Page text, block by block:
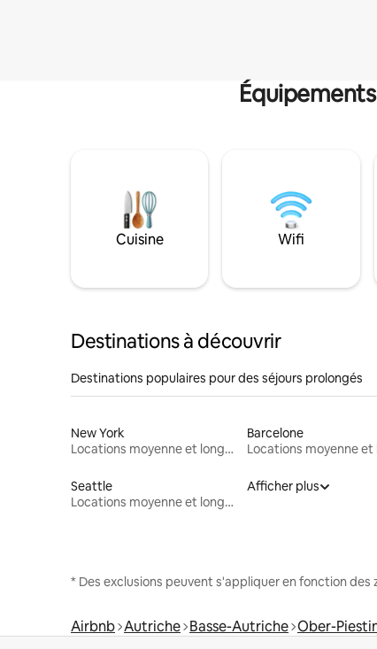
Cuisine Wifi
Destinations à découvrir
Destinations populaires pour des séjours prolongés
New York
Locations moyenne et longue durée
Barcelone
Seattle
Locations moyenne et longue durée
Afficher plus
* Des exclusions peuvent s'appliquer en fonction
Airbnb Autriche Basse-Autriche Ober-